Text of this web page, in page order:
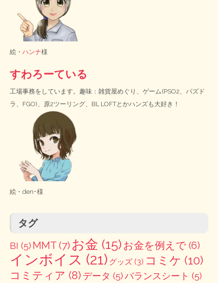
絵・ ハンナ様
すわろーている
工場事務をしています。趣味：雑貨屋めぐり、ゲーム(PSO2、パズド
ラ、FGO)、原2ツーリング、BL LOFTとかハンズも大好き！
絵・ den･様
タグ
BI (5) MMT (7) お金 (15) お金を例えで (6)
インボイス (21) グッズ (3) コミケ (10)
コミティア (8) データ (5)バランスシート (5)